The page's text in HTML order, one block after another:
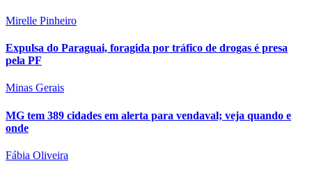
Mirelle Pinheiro
Expulsa do Paraguai, foragida por tráfico de drogas é presa
pela PF
Minas Gerais
MG tem 389 cidades em alerta para vendaval; veja quando e
onde
Fábia Oliveira